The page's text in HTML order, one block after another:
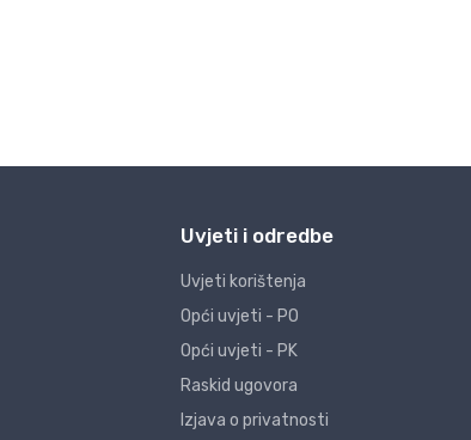
Uvjeti i odredbe
Uvjeti korištenja
Opći uvjeti - PO
Opći uvjeti - PK
Raskid ugovora
Izjava o privatnosti